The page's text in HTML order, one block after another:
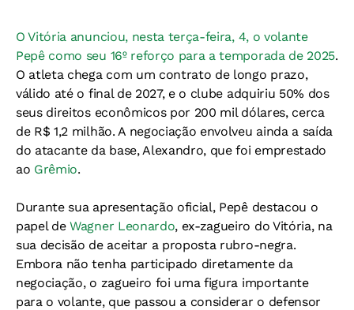
O Vitória anunciou, nesta terça-feira, 4, o volante
Pepê como seu 16º reforço para a temporada de 2025.
O atleta chega com um contrato de longo prazo,
válido até o final de 2027, e o clube adquiriu 50% dos
seus direitos econômicos por 200 mil dólares, cerca
de R$ 1,2 milhão. A negociação envolveu ainda a saída
do atacante da base, Alexandro, que foi emprestado
ao Grêmio.
Durante sua apresentação oficial, Pepê destacou o
papel deWagner Leonardo, ex-zagueiro do Vitória, na
sua decisão de aceitar a proposta rubro-negra.
Embora não tenha participado diretamente da
negociação, o zagueiro foi uma figura importante
para o volante, que passou a considerar o defensor